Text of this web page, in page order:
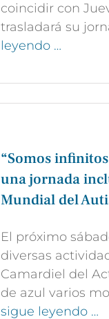
coincidir con
trasladará su
leyendo …
“Somos
una jornada
Mundial del
El próximo
diversas
Camardiel del
de azul varios
sigue leyendo …